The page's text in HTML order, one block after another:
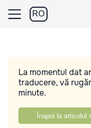
RO
La momentul dat
traducere, vă
minute.
Înapoi la articolul